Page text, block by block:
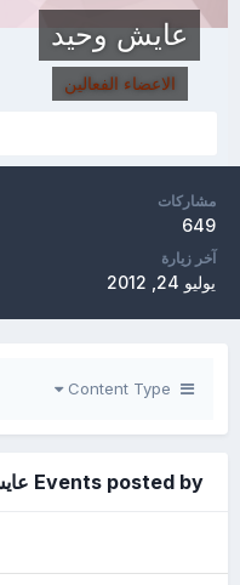
عايش وحيد
الاعضاء الفعالين
مشاركات
649
آخر زيارة
يوليو 24, 2012
Events posted by عايش وحيد